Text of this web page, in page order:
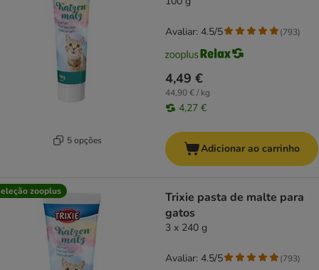
5 opções
4,49 €
44,90 € / kg
4,27 €
Avaliar: 4.5/5 (793)
Adicionar ao carrinho
zooplus
Trixie pasta de malte para
gatos
3 x 240 g
Avaliar: 4.5/5 (793)